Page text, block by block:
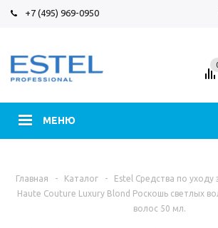
+7 (495) 969-0950
МЕНЮ
Главная - Каталог - Estel Средства по уходу
Haute Couture Luxury Blond Роскошь светлых
волос 50 мл.